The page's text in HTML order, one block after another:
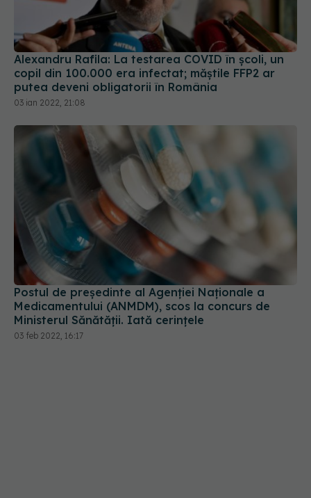
Alexandru Rafila: La testarea COVID în școli, un
copil din 100.000 era infectat; măștile FFP2 ar
putea deveni obligatorii în România
03 ian 2022, 21:08
Postul de președinte al Agenției Naționale a
Medicamentului (ANMDM), scos la concurs de
Ministerul Sănătății. Iată cerințele
03 feb 2022, 16:17